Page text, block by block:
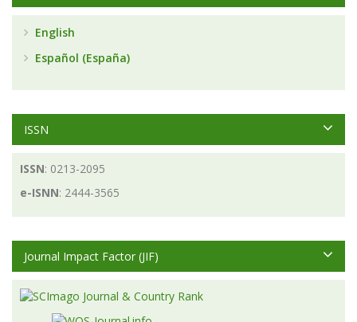
English
Español (España)
ISSN
ISSN: 0213-2095
e-ISNN: 2444-3565
Journal Impact Factor (JIF)